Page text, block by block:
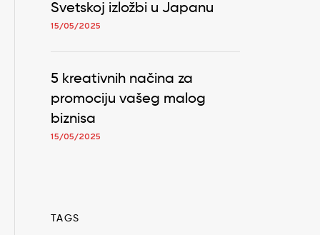
Svetskoj izložbi u Japanu
15/05/2025
5 kreativnih načina za
promociju vašeg malog
biznisa
15/05/2025
TAGS